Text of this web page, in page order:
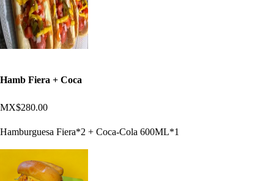
Hamb Fiera + Coca
MX$280.00
Hamburguesa Fiera*2 + Coca-Cola 600ML*1